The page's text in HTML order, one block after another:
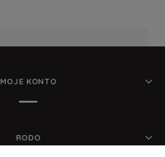
MOJE KONTO
RODO